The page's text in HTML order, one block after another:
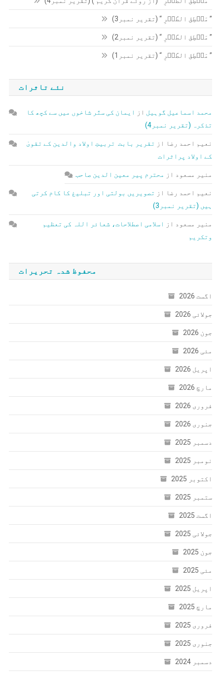
” مَنۡطِقَ الطَّیۡرِ “ (تقریر نمبر3)
” مَنۡطِقَ الطَّیۡرِ “ (تقریر نمبر2)
” مَنۡطِقَ الطَّیۡرِ “ (تقریر نمبر1)
نئے تاثرات
محمد اسماعیل گوہیل از
ایمان کی ستّر شاخوں میں سے کچھ کا
تذکرہ (تقریر نمبر4)
نعیم احمد رضا از تقریر بابت تربیتِ اولاد والدین کے تقویٰ
کے اولاد پراثرات
منیر مسعود از محترم پیر معین الدین صاحب
نعیم احمد رضا از تصویریں بولتی اور تبلیغ کا کام کرتی
ہیں (تقریر نمبر3)
منیر مسعود از
اسلامی اصطلاحات، شعائر اللہ کی تعظیم
وتکریم
محفوظ شدہ تحریرات
اگست 2026
جولائی 2026
جون 2026
مئی 2026
اپریل 2026
مارچ 2026
فروری 2026
جنوری 2026
دسمبر 2025
نومبر 2025
اکتوبر 2025
ستمبر 2025
اگست 2025
جولائی 2025
جون 2025
مئی 2025
اپریل 2025
مارچ 2025
فروری 2025
جنوری 2025
دسمبر 2024